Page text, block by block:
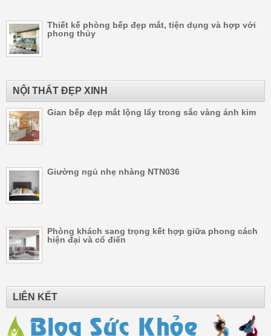
Thiết kế phòng bếp đẹp mắt, tiện dụng và hợp với
phong thủy
NỘI THẤT ĐẸP XINH
Gian bếp đẹp mắt lộng lẩy trong sắc vàng ánh kim
Giường ngủ nhẹ nhàng NTN036
Phòng khách sang trọng kết hợp giữa phong cách
hiện đại và cổ điển
LIÊN KẾT